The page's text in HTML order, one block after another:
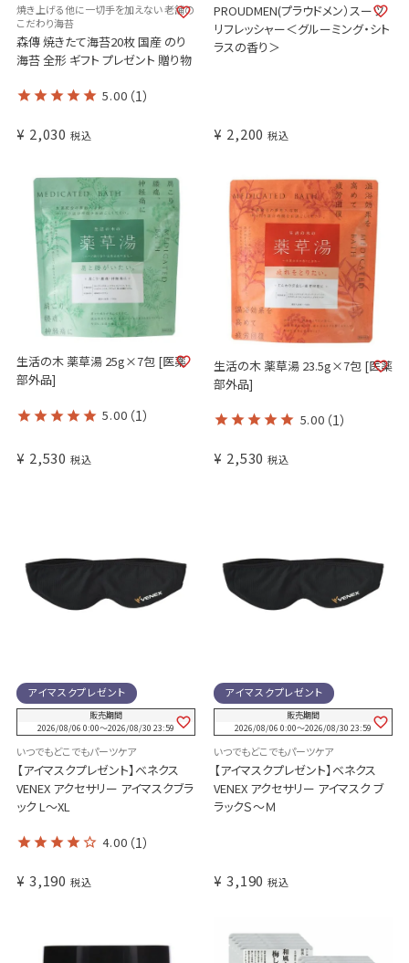
焼き上げる他に一切手を加えない 老舗の
こだわり海苔
森傳 焼きたて海苔20枚 国産 のり
海苔 全形 ギフト プレゼント 贈り物
5.00 （1）
¥ 2,030 税込
PROUDMEN(プラウドメン）スーツ
リフレッシャー＜グルーミング・シト
ラスの香り＞
¥ 2,200 税込
生活の木 薬草湯 25g×7包 [医薬
部外品]
5.00 （1）
¥ 2,530 税込
生活の木 薬草湯 23.5g×7包 [医薬
部外品]
5.00 （1）
¥ 2,530 税込
アイマスクプレゼント
販売期間
2026/08/06 0:00〜2026/08/30 23:59
いつでもどこでもパーツケア
【アイマスクプレゼント】ベネクス
VENEX アクセサリー アイマスクブラ
ック L～XL
4.00 （1）
¥ 3,190 税込
アイマスクプレゼント
販売期間
2026/08/06 0:00〜2026/08/30 23:59
いつでもどこでもパーツケア
【アイマスクプレゼント】ベネクス
VENEX アクセサリー アイマスク ブ
ラックＳ～Ｍ
¥ 3,190 税込